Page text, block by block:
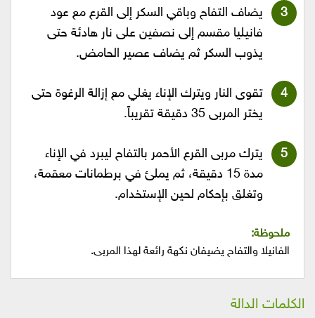
يضاف التفاح وباقي السكر إلى القرع مع عود
فانيليا مقسم إلى نصفين على نار هادئة حتى
يذوب السكر ثم يضاف عصير الحامض.
تقوى النار ويترك الإناء يغلي مع إزالة الرغوة حتى
يختر المربى 35 دقيقة تقريباً.
يترك مربى القرع الأحمر بالتفاح ليبرد في الإناء
مدة 15 دقيقة، ثم يملئ في برطمانات معقمة،
وتغلق بإحكام لحين الإستخدام.
ملحوظة:
الفانيلا والتفاح يضيفان نكهة رائعة لهذا المربى.
الكلمات الدالة